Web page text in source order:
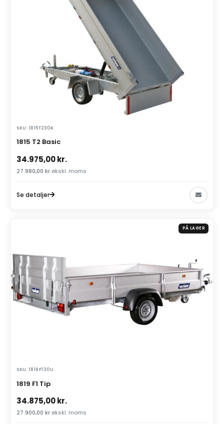
SKU: 1815T230K
1815 T2 Basic
34.975,00kr.
27.980,00 kr.ekskl. moms
Se detaljer
PÅ LAGER
SKU: 1819F130U
1819 F1 Tip
34.875,00kr.
27.900,00 kr.ekskl. moms